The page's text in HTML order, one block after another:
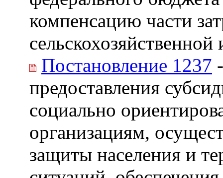
компенсацию части
Постановление 1237
предоставления
социально
организациям,
защиты населения и